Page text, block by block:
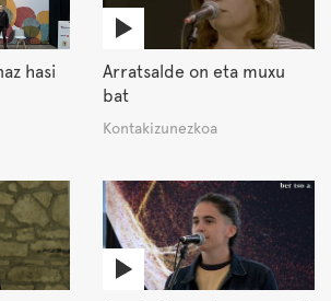
hasi
Arratsalde on eta muxu
bat
Kontakizunezkoa